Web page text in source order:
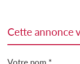
cette annonce